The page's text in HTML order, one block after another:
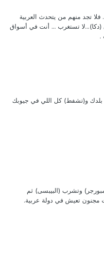
تجد منهم من يتحدث العربية
تستغرب ... أنت في أسواق
و(تشفط) كل اللي في جيوبك
وتشرب (البيبسى) ثم
مجنون تعيش في دولة عربية.